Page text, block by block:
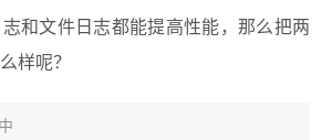
和文件日志都能提高性能，那么把两
样呢？
中